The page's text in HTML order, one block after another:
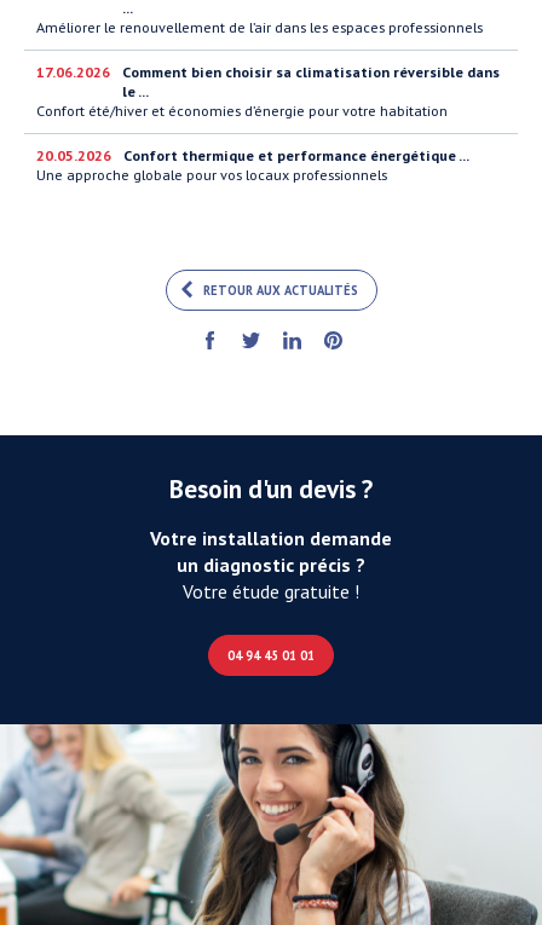
...
Améliorer le renouvellement de l’air dans les espaces professionnels
17.06.2026
Comment bien choisir sa climatisation réversible dans
le ...
Confort été/hiver et économies d’énergie pour votre habitation
20.05.2026
Confort thermique et performance énergétique ...
Une approche globale pour vos locaux professionnels
RETOUR AUX ACTUALITÉS
Besoin d'un devis ?
Votre installation demande
un diagnostic précis ?
Votre étude gratuite !
04 94 45 01 01